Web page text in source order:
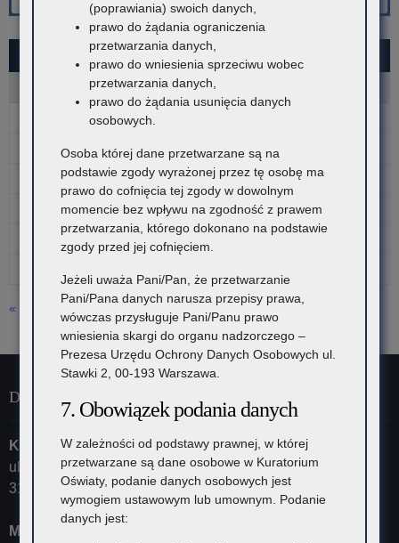
SIERPIEŃ 2026
W Ś C
5
11 12 13 14 15
18 19 20 21 22
26
« lip
Dane kontaktowe
Kuratorium Oświaty w Krakowie
ul. Szlak 73
31-153 Kraków
Małopolski Kurator Oświaty
(poprawiania) swoich danych,
prawo do żądania ograniczenia
przetwarzania danych,
prawo do wniesienia sprzeciwu wobec
przetwarzania danych,
prawo do żądania usunięcia danych
osobowych.
Osoba której dane przetwarzane są na
podstawie zgody wyrażonej przez tę osobę ma
prawo do cofnięcia tej zgody w dowolnym
momencie bez wpływu na zgodność z prawem
przetwarzania, którego dokonano na podstawie
zgody przed jej cofnięciem.
Jeżeli uważa Pani/Pan, że przetwarzanie
Pani/Pana danych narusza przepisy prawa,
wówczas przysługuje Pani/Panu prawo
wniesienia skargi do organu nadzorczego –
Prezesa Urzędu Ochrony Danych Osobowych ul.
Stawki 2, 00-193 Warszawa.
7. Obowiązek podania danych
W zależności od podstawy prawnej, w której
przetwarzane są dane osobowe w Kuratorium
Oświaty, podanie danych osobowych jest
wymogiem ustawowym lub umownym. Podanie
danych jest: